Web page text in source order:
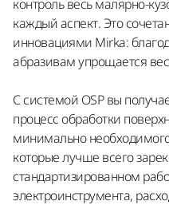
контроль весь малярно-
каждый аспект. Это
инновациями Mirka:
абразивам упрощается
С системой OSP вы
процесс обработки
минимально
которые лучше всего
стандартизированном
электроинструмента,